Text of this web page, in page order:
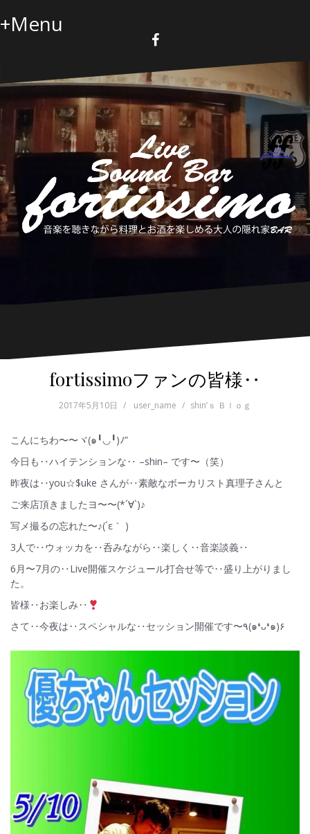
ン
へ
キ
+Menu
c
e
b
o
o
k
fortissimoファンの皆様‥
2017年5月10日 user_name shin’ｓ Ｂｌｏｇ
こんにちわ〜〜ヾ(๑╹◡╹)ﾉ”
今日も‥ハイテンションな‥ –shin– です〜（笑）
昨夜は‥you☆$uke さんが‥素敵なボーカリスト真理子さんと
ご来店頂きましたヨ〜〜(*´∀`)♪
写メ撮るの忘れた〜♪(´ε｀ )
3人で‥ウォッカを‥呑みながら‥楽しく‥音楽談義‥
6月〜7月の‥Live開催スケジュール打合せ等で‥盛り上がりまし
た。
皆様‥お楽しみ‥
さて‥今夜は‥スペシャルな‥セッション開催です〜٩(๑❛ᴗ❛๑)۶